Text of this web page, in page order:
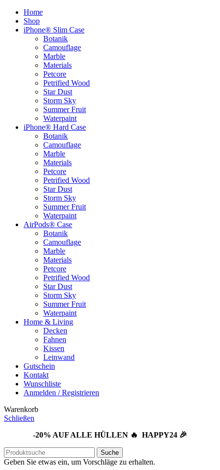
Home
Shop
iPhone® Slim Case
Botanik
Camouflage
Marble
Materials
Petcore
Petrified Wood
Star Dust
Storm Sky
Summer Fruit
Waterpaint
iPhone® Hard Case
Botanik
Camouflage
Marble
Materials
Petcore
Petrified Wood
Star Dust
Storm Sky
Summer Fruit
Waterpaint
AirPods® Case
Botanik
Camouflage
Marble
Materials
Petcore
Petrified Wood
Star Dust
Storm Sky
Summer Fruit
Waterpaint
Home & Living
Decken
Fahnen
Kissen
Leinwand
Gutschein
Kontakt
Wunschliste
Anmelden / Registrieren
Warenkorb
Schließen
-20% AUF ALLE HÜLLEN 🔥 HAPPY24 🎉
Suche
Geben Sie etwas ein, um Vorschläge zu erhalten.